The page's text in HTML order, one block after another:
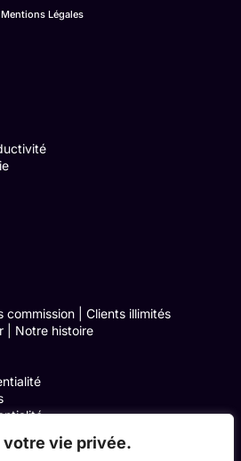
vie privée.
Mentions Légales
commission | Clients illimités
| Notre histoire